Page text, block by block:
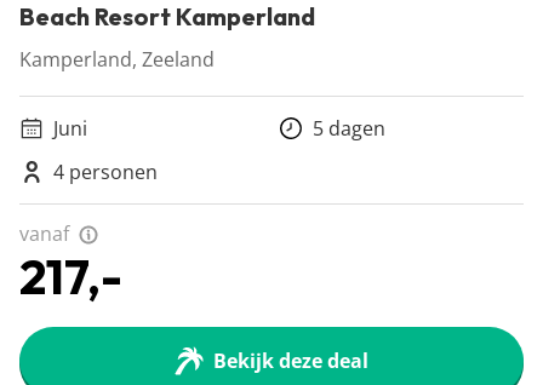
Beach Resort Kamperland
Kamperland, Zeeland
Juni
5 dagen
4 personen
vanaf
217,-
Bekijk deze deal